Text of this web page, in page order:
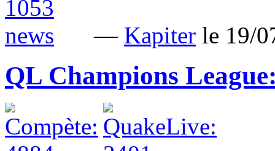
— Kapiter le 19/
QL Champions